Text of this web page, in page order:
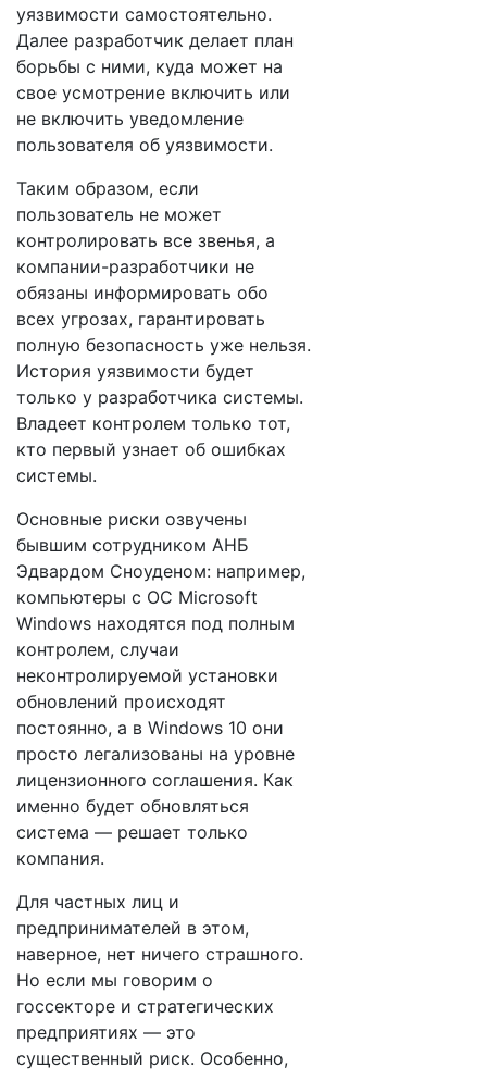
уязвимости самостоятельно.
Далее разработчик делает план
борьбы с ними, куда может на
свое усмотрение включить или
не включить уведомление
пользователя об уязвимости.
Таким образом, если
пользователь не может
контролировать все звенья, а
компании-разработчики не
обязаны информировать обо
всех угрозах, гарантировать
полную безопасность уже нельзя.
История уязвимости будет
только у разработчика системы.
Владеет контролем только тот,
кто первый узнает об ошибках
системы.
Основные риски озвучены
бывшим сотрудником АНБ
Эдвардом Сноуденом: например,
компьютеры с ОС Microsoft
Windows находятся под полным
контролем, случаи
неконтролируемой установки
обновлений происходят
постоянно, а в Windows 10 они
просто легализованы на уровне
лицензионного соглашения. Как
именно будет обновляться
система — решает только
компания.
Для частных лиц и
предпринимателей в этом,
наверное, нет ничего страшного.
Но если мы говорим о
госсекторе и стратегических
предприятиях — это
существенный риск. Особенно,